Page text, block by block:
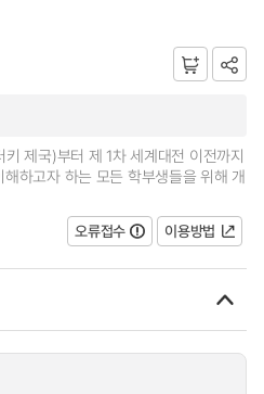
제국)부터 제 1차 세계대전 이전까지
하고자 하는 모든 학부생들을 위해 개
오류접수
이용방법